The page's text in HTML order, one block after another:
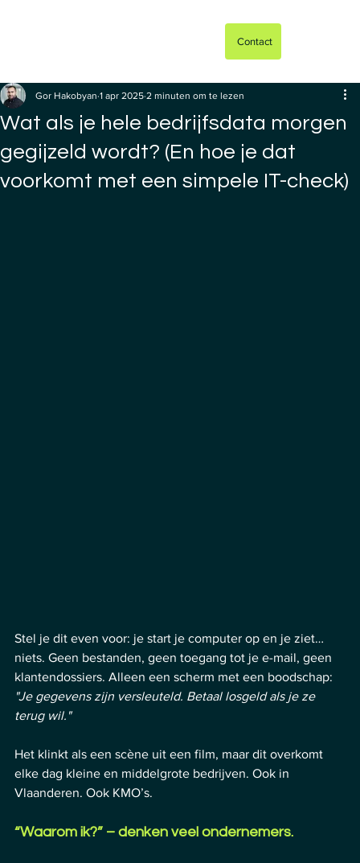
Contact
Wat als je hele bedrijfsdata morgen
gegijzeld wordt? (En hoe je dat
voorkomt met een simpele IT-check)
Gor Hakobyan 1 apr 2025 2 minuten om te lezen
Stel je dit even voor: je start je computer op en je ziet…
niets. Geen bestanden, geen toegang tot je e-mail, geen
klantendossiers. Alleen een scherm met een boodschap:
"Je gegevens zijn versleuteld. Betaal losgeld als je ze
terug wil."
Het klinkt als een scène uit een film, maar dit overkomt
elke dag kleine en middelgrote bedrijven. Ook in
Vlaanderen. Ook KMO’s.
“Waarom ik?” – denken veel ondernemers.